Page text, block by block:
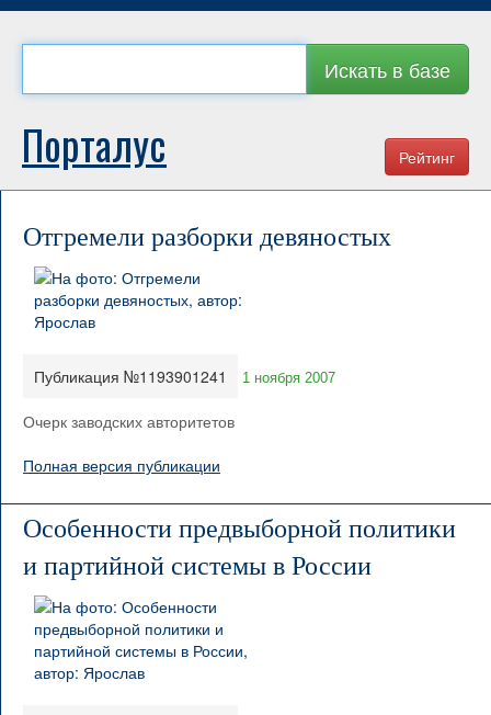
Искать в базе
Рейтинг
Порталус
Отгремели разборки девяностых
Публикация №1193901241 1 ноября 2007
Очерк заводских авторитетов
Полная версия публикации
Особенности предвыборной политики
и партийной системы в России